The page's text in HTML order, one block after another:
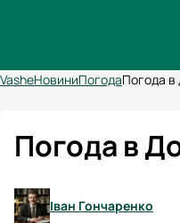
VasheНовиниПогодаПогода в
Погода в
Іван Гончаренко